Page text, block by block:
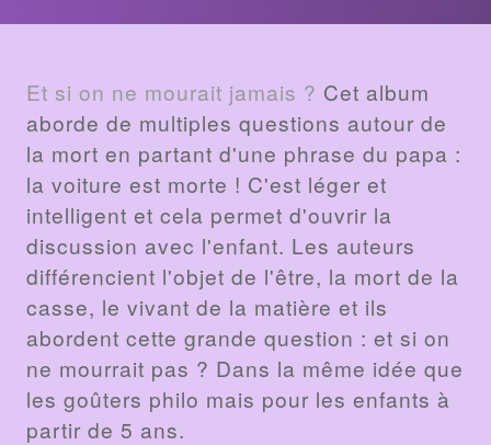
Et si on ne mourait jamais ? Cet album
aborde de multiples questions autour de
la mort en partant d'une phrase du papa :
la voiture est morte ! C'est léger et
intelligent et cela permet d'ouvrir la
discussion avec l'enfant. Les auteurs
différencient l'objet de l'être, la mort de la
casse, le vivant de la matière et ils
abordent cette grande question : et si on
ne mourrait pas ? Dans la même idée que
les goûters philo mais pour les enfants à
partir de 5 ans.